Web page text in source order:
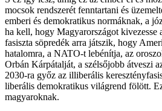
mocsok rendszerét fenntartani és
emberi és demokratikus normáknak, a
ha kell, hogy Magyarországot kivezesse
fasiszta söpredék arra játszik, hogy
hatalomra, a NATO-t lebénítja, az
Orbán Kárpátalját, a szélsőjobb átveszi
2030-ra győz az illiberális
liberális demokratikus világrend fölött.
magyaroknak.